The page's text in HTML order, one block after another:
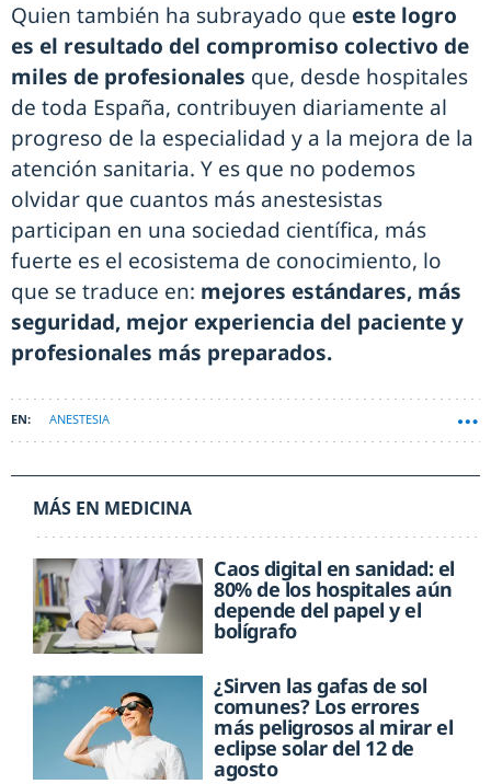
Quien también ha subrayado que este logro
es el resultado del compromiso colectivo de
miles de profesionales que, desde hospitales
de toda España, contribuyen diariamente al
progreso de la especialidad y a la mejora de la
atención sanitaria. Y es que no podemos
olvidar que cuantos más anestesistas
participan en una sociedad científica, más
fuerte es el ecosistema de conocimiento, lo
que se traduce en: mejores estándares, más
seguridad, mejor experiencia del paciente y
profesionales más preparados.
ANESTESIA
MÁS EN MEDICINA
Caos digital en sanidad: el
80% de los hospitales aún
depende del papel y el
bolígrafo
¿Sirven las gafas de sol
comunes? Los errores
más peligrosos al mirar el
eclipse solar del 12 de
agosto